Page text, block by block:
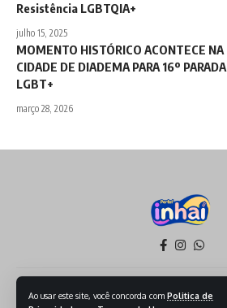
Ao usar este site, você concorda com Politica de
Resistência LGBTQIA+
julho 15, 2025
MOMENTO HISTÓRICO ACONTECE NA
CIDADE DE DIADEMA PARA 16º PARADA
LGBT+
março 28, 2026
Política de Privacidade